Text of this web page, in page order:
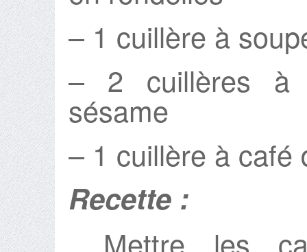
– 1 cuillère à
– 2 cuillères à
sésame
– 1 cuillère à café
Recette :
Mettre les